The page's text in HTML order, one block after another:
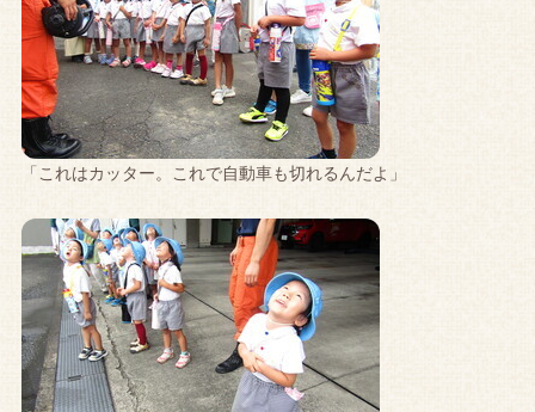
「これはカッター。これで自動車も切れるんだよ」